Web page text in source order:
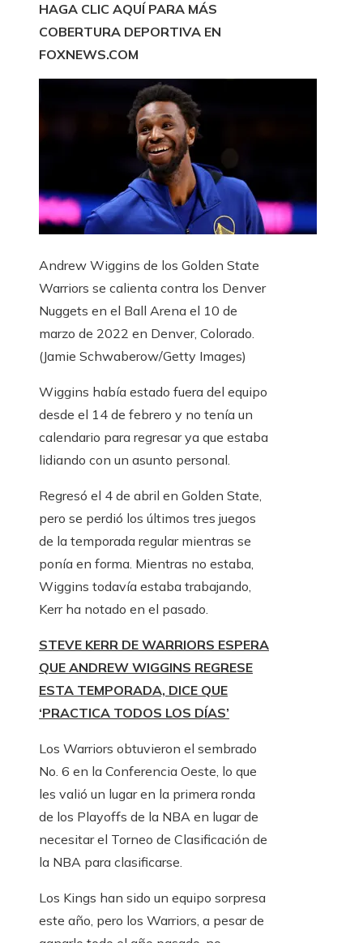
HAGA CLIC AQUÍ PARA MÁS
COBERTURA DEPORTIVA EN
FOXNEWS.COM
Andrew Wiggins de los Golden State
Warriors se calienta contra los Denver
Nuggets en el Ball Arena el 10 de
marzo de 2022 en Denver, Colorado.
(Jamie Schwaberow/Getty Images)
Wiggins había estado fuera del equipo
desde el 14 de febrero y no tenía un
calendario para regresar ya que estaba
lidiando con un asunto personal.
Regresó el 4 de abril en Golden State,
pero se perdió los últimos tres juegos
de la temporada regular mientras se
ponía en forma. Mientras no estaba,
Wiggins todavía estaba trabajando,
Kerr ha notado en el pasado.
STEVE KERR DE WARRIORS ESPERA
QUE ANDREW WIGGINS REGRESE
ESTA TEMPORADA, DICE QUE
‘PRACTICA TODOS LOS DÍAS’
Los Warriors obtuvieron el sembrado
No. 6 en la Conferencia Oeste, lo que
les valió un lugar en la primera ronda
de los Playoffs de la NBA en lugar de
necesitar el Torneo de Clasificación de
la NBA para clasificarse.
Los Kings han sido un equipo sorpresa
este año, pero los Warriors, a pesar de